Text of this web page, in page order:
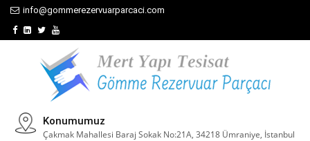
info@gommerezervuarparcaci.com
Konumumuz
Çakmak Mahallesi Baraj Sokak No:21A, 34218 Ümraniye, İstanbul